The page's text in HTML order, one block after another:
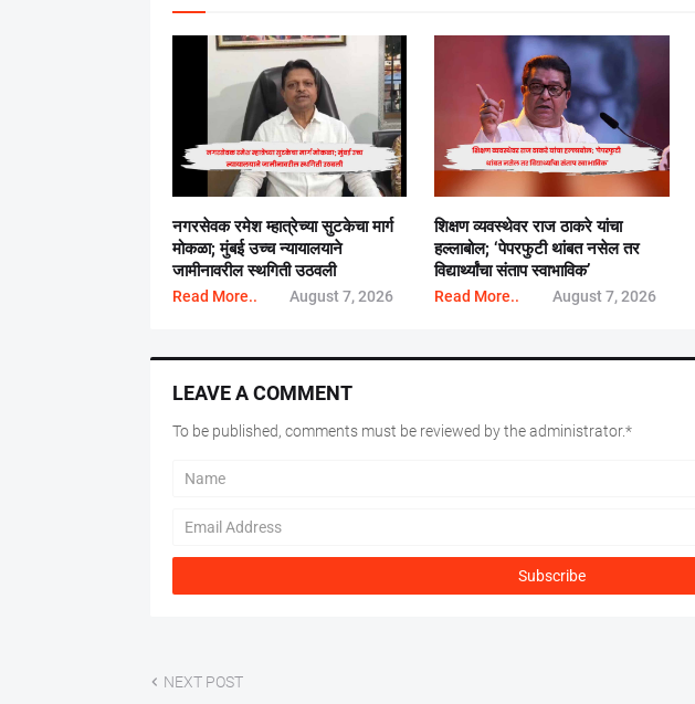
नगरसेवक रमेश म्हात्रेच्या सुटकेचा मार्ग
मोकळा; मुंबई उच्च न्यायालयाने
जामीनावरील स्थगिती उठवली
Read More.. August 7, 2026
शिक्षण व्यवस्थेवर राज ठाकरे यांचा
हल्लाबोल; ‘पेपरफुटी थांबत नसेल तर
विद्यार्थ्यांचा संताप स्वाभाविक’
Read More.. August 7, 2026
LEAVE A COMMENT
To be published, comments must be reviewed by the administrator.*
NEXT POST